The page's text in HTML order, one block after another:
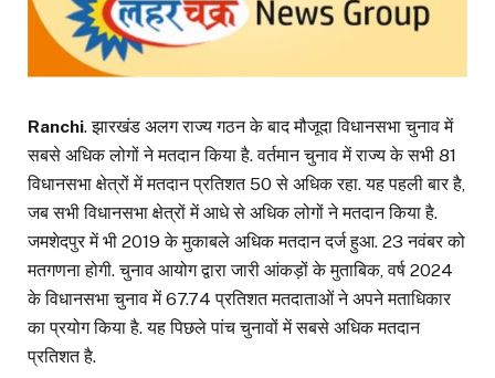
Ranchi. झारखंड अलग राज्य गठन के बाद मौजूदा विधानसभा चुनाव में
सबसे अधिक लोगों ने मतदान किया है. वर्तमान चुनाव में राज्य के सभी 81
विधानसभा क्षेत्रों में मतदान प्रतिशत 50 से अधिक रहा. यह पहली बार है,
जब सभी विधानसभा क्षेत्रों में आधे से अधिक लोगों ने मतदान किया है.
जमशेदपुर में भी 2019 के मुकाबले अधिक मतदान दर्ज हुआ. 23 नवंबर को
मतगणना होगी. चुनाव आयोग द्वारा जारी आंकड़ों के मुताबिक, वर्ष 2024
के विधानसभा चुनाव में 67.74 प्रतिशत मतदाताओं ने अपने मताधिकार
का प्रयोग किया है. यह पिछले पांच चुनावों में सबसे अधिक मतदान
प्रतिशत है.